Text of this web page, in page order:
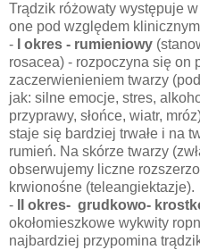
Trądzik różowaty występuje
one pod względem
-
I okres - rumieniowy
rosacea) - rozpoczyna się on
zaczerwienieniem twarzy
jak: silne emocje, stres,
przyprawy, słońce, wiatr,
staje się bardziej trwałe i na
rumień. Na skórze twarzy
obserwujemy liczne
krwionośne (teleangiektazje).
-
II okres- grudkowo-
okołomieszkowe wykwity
najbardziej przypomina